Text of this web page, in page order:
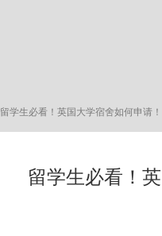
留学生必看！英国大学宿舍如何申请
留学生必看！